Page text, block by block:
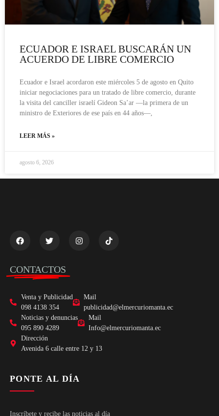
ECUADOR E ISRAEL BUSCARÁN UN
ACUERDO DE LIBRE COMERCIO
Ecuador e Israel acordaron este miércoles 5 de agosto en Quito
iniciar negociaciones para un tratado de libre comercio, durante
la visita del canciller israelí Gideon Sa’ar —la primera de un
ministro de Exteriores de ese país en 44 años—,
LEER MÁS »
agosto 6, 2026
CONTACTOS
Venta y Publicidad
098 4138 354
Mail
publicidad@elmercuriomanta.ec
Noticias y denuncias
095 890 4289
Mail
Info@elmercuriomanta.ec
Dirección
Avenida 6 calle entre 12 y 13
PONTE AL DÍA
Inscríbete y recibe las noticias al día